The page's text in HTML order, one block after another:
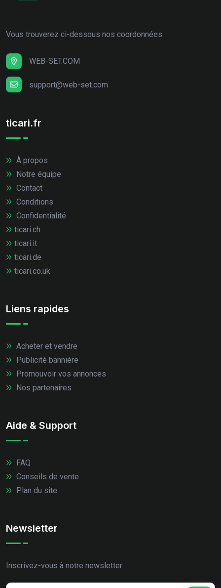
Vous trouverez ci-dessous nos coordonnées :
WEB-SET.COM
support@web-set.com
ticari.fr
À propos
Notre équipe
Contact
Conditions
Confidentialité
ticari.ch
ticari.it
ticari.de
ticari.co.uk
Liens rapides
Acheter et vendre
Publicité bannière
Promouvoir vos annonces
Nos partenaires
Aide & Support
FAQ
Conseils de vente
Plan du site
Newsletter
Inscrivez-vous à notre newsletter